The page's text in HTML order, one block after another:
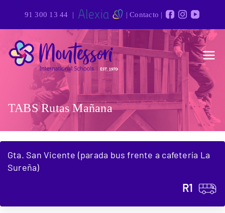
91 300 13 44 | |Contacto |
Montessor
i
Internatio
nal
Grupo de colegios
privados de alto nivel
académico en Madrid
TABS Rutas Mañana
Gta. San Vicente (parada bus frente a cafetería La
Sureña)
R1